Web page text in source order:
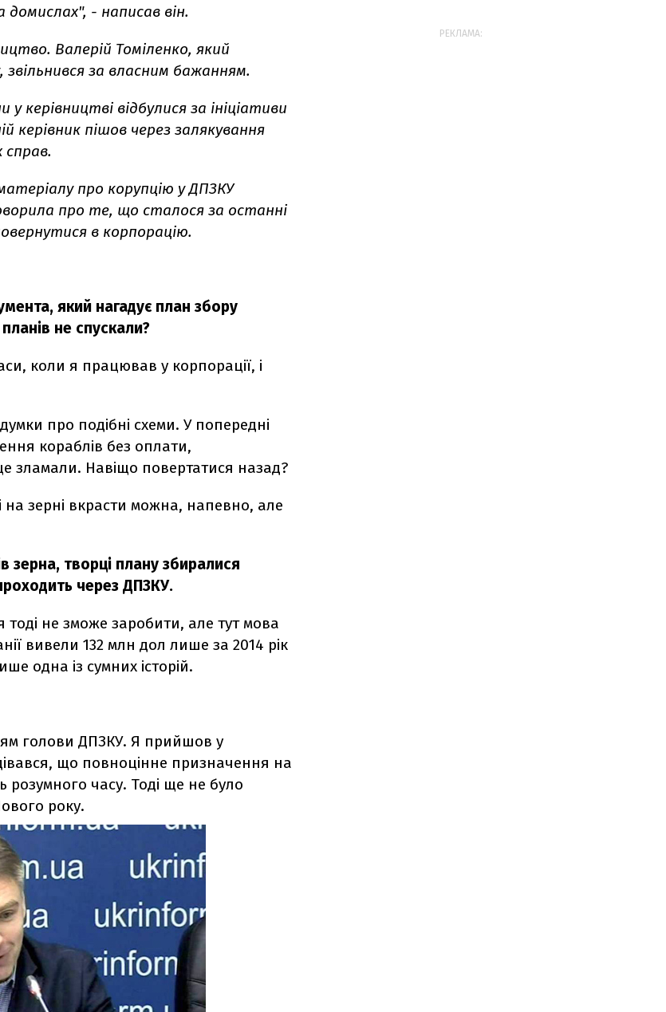
- написав він.
Валерій Томіленко, який
звільнився за власним бажанням.
керівництві відбулися за ініціативи
керівник пішов через залякування
про корупцію у ДПЗКУ
про те, що сталося за останні
в корпорацію.
який нагадує план збору
не спускали?
коли я працював у корпорації, і
про подібні схеми. У попередні
кораблів без оплати,
зламали. Навіщо повертатися назад?
на зерні вкрасти можна, напевно, але
зерна, творці плану збиралися
через ДПЗКУ.
не зможе заробити, але тут мова
вивели 132 млн дол лише за 2014 рік
одна із сумних історій.
голови ДПЗКУ. Я прийшов у
що повноцінне призначення на
розумного часу. Тоді ще не було
року.
РЕКЛАМА: